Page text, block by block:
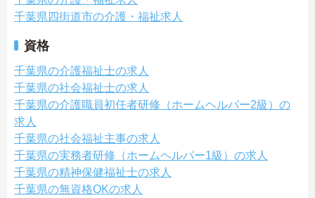
千葉県四街道市の介護・福祉求人
資格
千葉県の介護福祉士の求人
千葉県の社会福祉士の求人
千葉県の介護職員初任者研修（ホームヘルパー2級）の
求人
千葉県の社会福祉主事の求人
千葉県の実務者研修（ホームヘルパー1級）の求人
千葉県の精神保健福祉士の求人
千葉県の無資格OKの求人